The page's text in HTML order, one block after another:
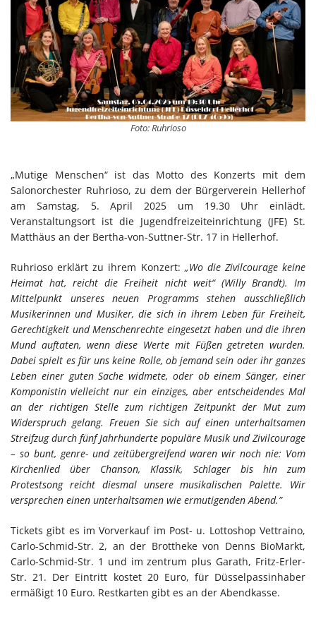
Foto: Ruhrioso
„Mutige Menschen“ ist das Motto des Konzerts mit dem
Salonorchester Ruhrioso, zu dem der Bürgerverein Hellerhof
am Samstag, 5. April 2025 um 19.30 Uhr einlädt.
Veranstaltungsort ist die Jugendfreizeiteinrichtung (JFE) St.
Matthäus an der Bertha-von-Suttner-Str. 17 in Hellerhof.
Ruhrioso erklärt zu ihrem Konzert: „Wo die Zivilcourage keine
Heimat hat, reicht die Freiheit nicht weit“ (Willy Brandt). Im
Mittelpunkt unseres neuen Programms stehen ausschließlich
Musikerinnen und Musiker, die sich in ihrem Leben für Freiheit,
Gerechtigkeit und Menschenrechte eingesetzt haben und die ihren
Mund auftaten, wenn diese Werte mit Füßen getreten wurden.
Dabei spielt es für uns keine Rolle, ob jemand sein oder ihr ganzes
Leben einer guten Sache widmete, oder ob einem Sänger, einer
Komponistin vielleicht nur ein einziges, aber entscheidendes Mal
an der richtigen Stelle zum richtigen Zeitpunkt der Mut zum
Widerspruch gelang. Freuen Sie sich auf einen unterhaltsamen
Streifzug durch fünf Jahrhunderte populäre Musik und Zivilcourage
– so bunt, genre- und zeitübergreifend waren wir noch nie: Vom
Kirchenlied über Chanson, Klassik, Schlager bis hin zum
Protestsong reicht diesmal unsere musikalischen Palette. Wir
versprechen einen unterhaltsamen wie ermutigenden Abend.”
Tickets gibt es im Vorverkauf im Post- u. Lottoshop Vettraino,
Carlo-Schmid-Str. 2, an der Brottheke von Denns BioMarkt,
Carlo-Schmid-Str. 1 und im zentrum plus Garath, Fritz-Erler-
Str. 21. Der Eintritt kostet 20 Euro, für Düsselpassinhaber
ermäßigt 10 Euro. Restkarten gibt es an der Abendkasse.